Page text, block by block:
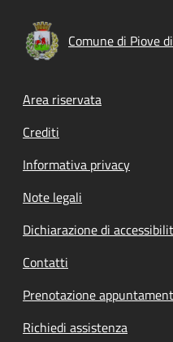
Comune di Piove
Footer menu
Area riservata
Crediti
Informativa privacy
Note legali
Dichiarazione di
Contatti
Prenotazione
Richiedi assistenza